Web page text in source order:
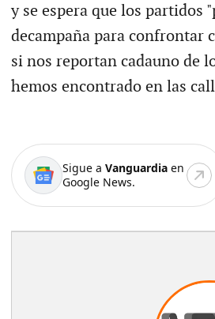
y se espera que los partidos
decampaña para confrontar
si nos reportan cadauno de
hemos encontrado en las
Sigue a Vanguardiaen
Google News.